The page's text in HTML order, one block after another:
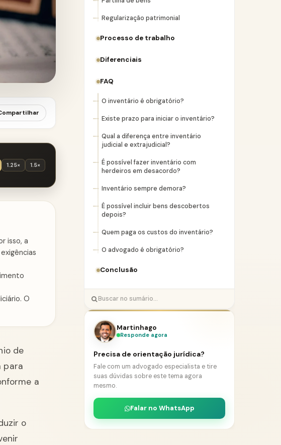
1.25× 1.5×
isso, a
O
de
para
a
o
Regularização patrimonial
Processo de trabalho
Diferenciais
FAQ
O inventário é obrigatório?
Existe prazo para iniciar o inventário?
Qual a diferença entre inventário
judicial e extrajudicial?
É possível fazer inventário com
herdeiros em desacordo?
Inventário sempre demora?
É possível incluir bens descobertos
depois?
Quem paga os custos do inventário?
O advogado é obrigatório?
Conclusão
Martinhago
Responde agora
Precisa de orientação jurídica?
Fale com um advogado especialista e tire
suas dúvidas sobre este tema agora
mesmo.
Falar no WhatsApp